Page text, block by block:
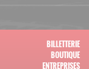
BILLETTERIE
BOUTIQUE
ENTREPRISES